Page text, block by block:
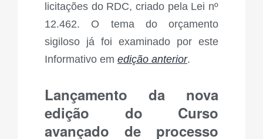
licitações do RDC, criado pela Lei nº
12.462. O tema do orçamento
sigiloso já foi examinado por este
Informativo em edição anterior.
Lançamento da nova
edição do Curso
avançado de processo